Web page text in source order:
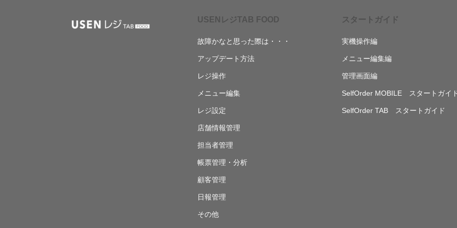
USENレジTAB FOOD
故障かなと思った際は・・・
アップデート方法
レジ操作
メニュー編集
レジ設定
店舗情報管理
担当者管理
帳票管理・分析
顧客管理
日報管理
その他
スタートガイド
実機操作編
メニュー編集編
管理画面編
SelfOrder MOBILE スタートガイ
SelfOrder TAB スタートガイド